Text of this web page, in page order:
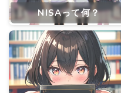
NISAって何？